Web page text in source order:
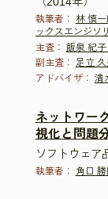
執筆者： 林 慎一
ックスエンジソ
主査： 飯泉 紀子
副主査： 足立 久
アドバイザ： 清
ネットワー
視化と問題
ソフトウェア
執筆者： 角口